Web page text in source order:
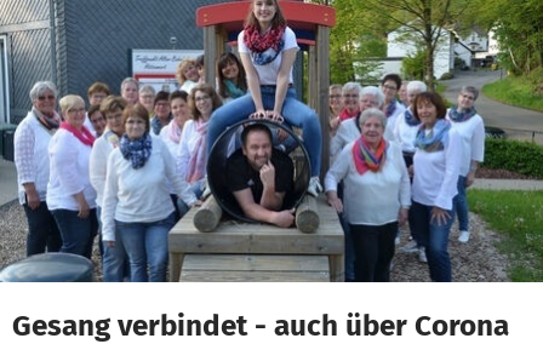
Skip to main content
Show accessibility statement
Gesang verbindet - auch über Corona